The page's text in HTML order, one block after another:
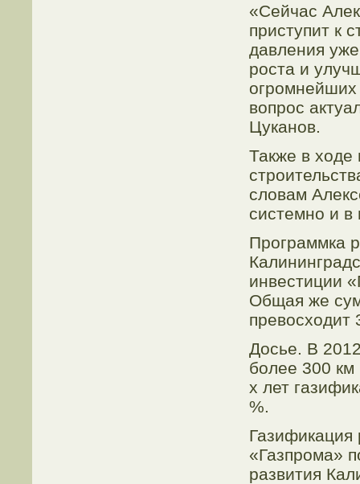
«Сейчас
приступит к
давления
роста и
огромнейших
вопрос
Цуканов.
Также в ходе
словам
системно и в
Программка
инвестиции
Общая же
превосходит
Досье. В
более 300 км
х лет
%.
Газификация
«Газпрома»
развития